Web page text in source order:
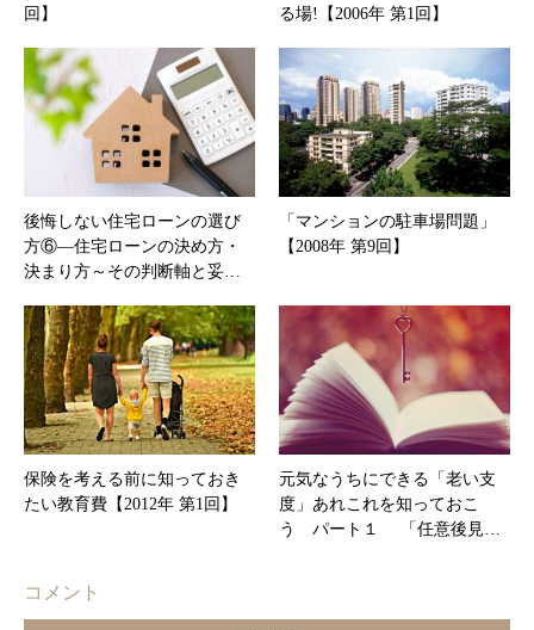
回】
る場!【2006年 第1回】
後悔しない住宅ローンの選び
方⑥―住宅ローンの決め方・
決まり方～その判断軸と妥…
「マンションの駐車場問題」
【2008年 第9回】
保険を考える前に知っておき
たい教育費【2012年 第1回】
元気なうちにできる「老い支
度」あれこれを知っておこ
う パート１ 「任意後見…
コメント